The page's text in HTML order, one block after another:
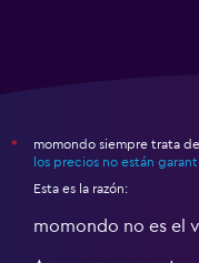
*
momondo siempre trata
los precios no están
Esta es la razón:
momondo no es el